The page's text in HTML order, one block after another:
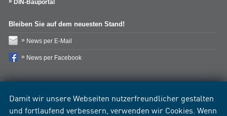
Damit wir unsere Webseiten nutzerfreundlicher gestalten
und fortlaufend verbessern, verwenden wir Cookies. Wenn
DIN-Bauportal
Bleiben Sie auf dem neuesten Stand!
News per E-Mail
News per Facebook